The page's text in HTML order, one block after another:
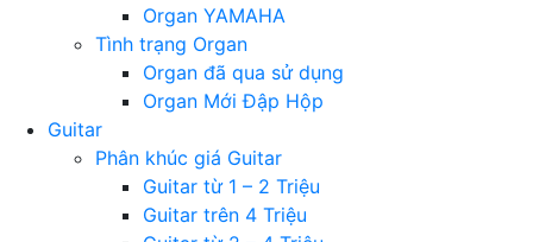
Organ YAMAHA
Tình trạng Organ
Organ đã qua sử dụng
Organ Mới Đập Hộp
Guitar
Phân khúc giá Guitar
Guitar từ 1 – 2 Triệu
Guitar trên 4 Triệu